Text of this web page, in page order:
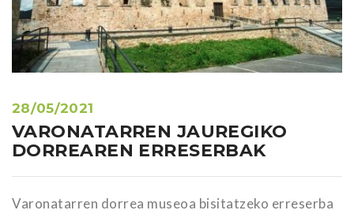
28/05/2021
VARONATARREN JAUREGIKO
DORREAREN ERRESERBAK
Varonatarren dorrea museoa bisitatzeko erreserba